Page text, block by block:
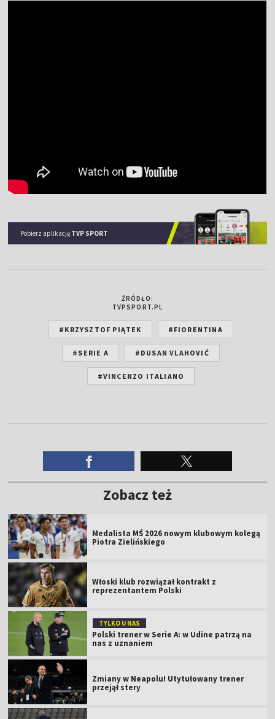
Pobierz aplikację TVP SPORT
ŹRÓDŁO:
TVPSPORT.PL
#KRZYSZTOF PIĄTEK #FIORENTINA
#SERIE A #DUSAN VLAHOVIĆ
#VINCENZO ITALIANO
Zobacz też
Medalista MŚ 2026 nowym klubowym kolegą
Piotra Zielińskiego
Włoski klub rozwiązał kontrakt z
reprezentantem Polski
TYLKO U NAS
Polski trener w Serie A: w Udine patrzą na
nas z uznaniem
Zmiany w Neapolu! Utytułowany trener
przejął stery